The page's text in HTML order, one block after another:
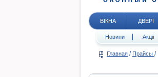
ВІКНА ДВЕРІ
Новини Акції
Главная / Прайсы /